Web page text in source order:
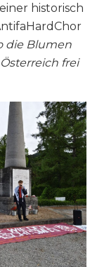
historisch
die Blumen
frei